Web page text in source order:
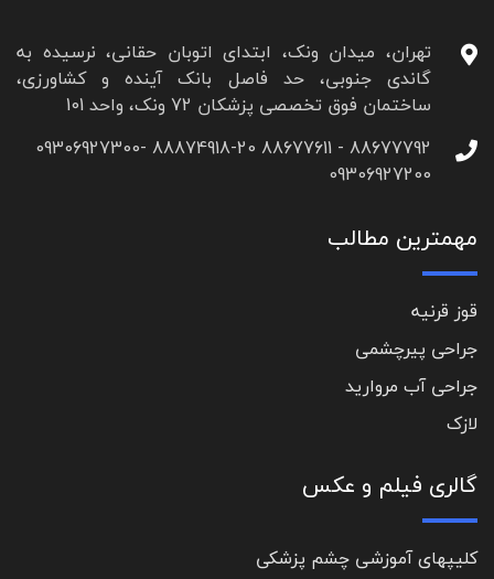
تهران، میدان ونک، ابتدای اتوبان حقانی، نرسیده به
گاندی جنوبی، حد فاصل بانک آینده و کشاورزی،
ساختمان فوق تخصصی پزشکان 72 ونک، واحد 101
88677792 - 88677611 88874918-20 09306927300-
09306927200
مهمترین مطالب
قوز قرنیه
جراحی پیرچشمی
جراحی آب مروارید
لازک
گالری فیلم و عکس
کلیپهای آموزشی چشم پزشکی